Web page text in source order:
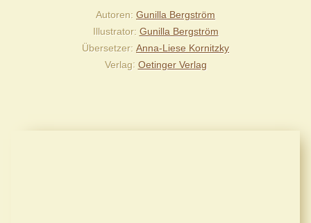
Autoren Gunilla Bergström
Illustrator Gunilla Bergström
Übersetzer Anna-Liese Kornitzky
Verlag Oetinger Verlag